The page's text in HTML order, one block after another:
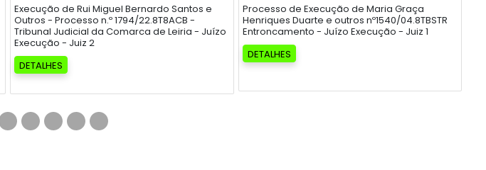
Execução de Rui Miguel Bernardo Santos e
Outros - Processo n.º 1794/22.8T8ACB -
Tribunal Judicial da Comarca de Leiria - Juízo
Execução - Juiz 2
DETALHES
Processo de Execução de Maria Graça
Henriques Duarte e outros nº1540/04.8TBSTR
Entroncamento - Juízo Execução - Juiz 1
DETALHES